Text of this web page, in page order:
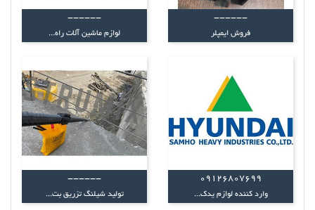
------
فروش ایمپلر
------
لوازم ماشین آلات راه...
09126807699
وارد کننده لوازم یدک...
------
تولید شیلنگ تزریق بت...